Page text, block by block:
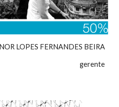
LOPES FERNANDES BEIRA
gerente